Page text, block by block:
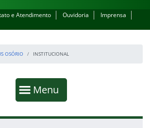
e Atendimento Ouvidoria
Imprensa
OSÓRIO INSTITUCIONAL
Mostrar
Menu